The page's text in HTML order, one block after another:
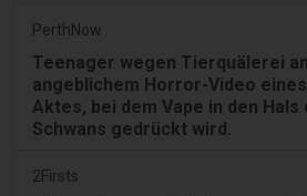
PerthNow
Teenager wegen Tierquälerei
angeblichem Horror-Video
Aktes, bei dem Vape in den
Schwans gedrückt wird.
2Firsts